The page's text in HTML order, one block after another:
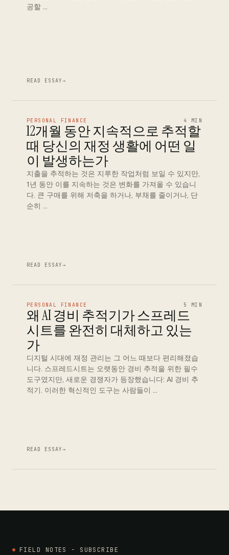
공할 …
READ ESSAY→
PERSONAL FINANCE 4 MIN
12개월 동안 지속적으로 추적할
때 당신의 재정 생활에 어떤 일
이 발생하는가
지출을 추적하는 것은 지루한 작업처럼 보일 수 있지만,
1년 동안 이를 지속하는 것은 변화를 가져올 수 있습니
다. 큰 구매를 위해 저축을 하거나, 부채를 줄이거나, 단
순히 …
READ ESSAY→
PERSONAL FINANCE 5 MIN
왜 AI 경비 추적기가 스프레드
시트를 완전히 대체하고 있는
가
디지털 시대에 재정 관리는 그 어느 때보다 편리해졌습
니다. 스프레드시트는 오랫동안 경비 추적을 위한 필수
도구였지만, 새로운 경쟁자가 등장했습니다: AI 경비 추
적기. 이러한 혁신적인 도구는 사람들이 …
READ ESSAY→
FIELD NOTES - SUBSCRIBE